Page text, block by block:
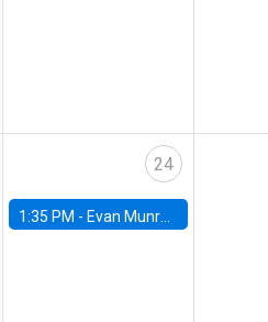
24
1:35 PM - Evan Munro, Neyman Visiting Assistant Professor in the Department of Statistics at UC Berkeley